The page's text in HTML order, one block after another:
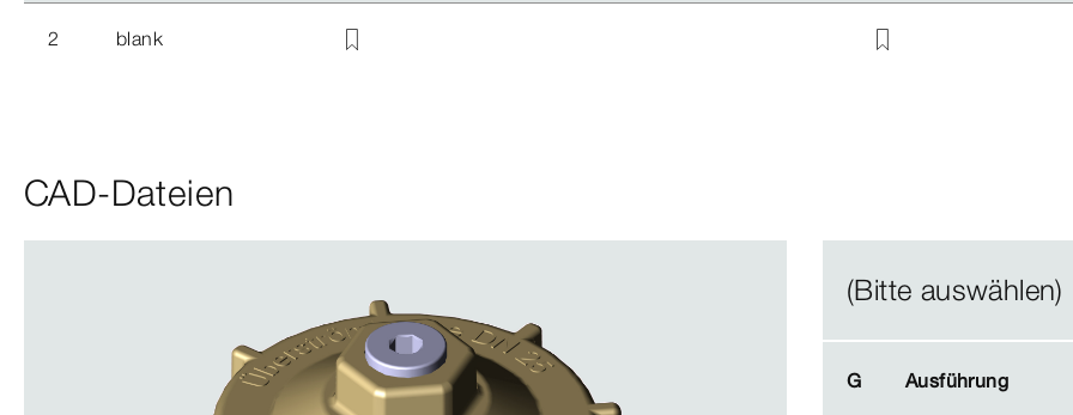
2 blank
CAD-Dateien
(Bitte auswählen)
G Ausführung
G Ausführung